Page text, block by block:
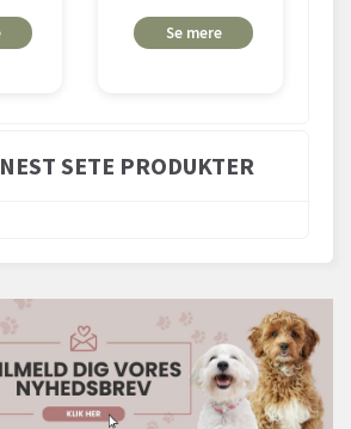
Se mere
SETE PRODUKTER